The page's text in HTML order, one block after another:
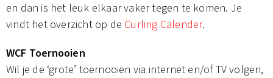
en dan is het leuk elkaar vaker tegen te komen. Je
vindt het overzicht op de Curling Calender.
WCF Toernooien
Wil je de ‘grote’ toernooien via internet en/of TV volgen,